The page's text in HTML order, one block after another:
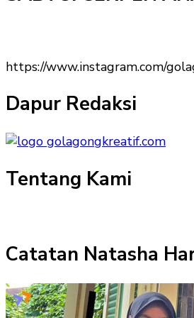
https://www.instagram.com/
Dapur Redaksi
Tentang Kami
Catatan Natasha